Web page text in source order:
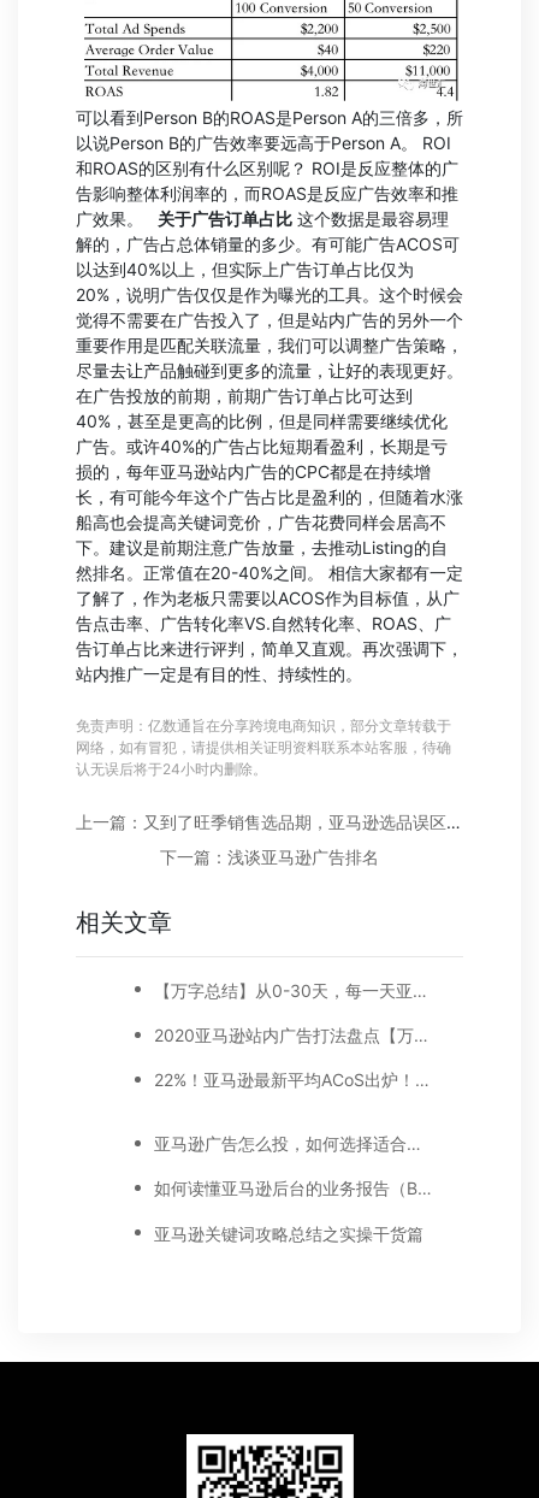
可以看到Person B的ROAS是Person A的三倍多，所
以说Person B的广告效率要远高于Person A。 ROI
和ROAS的区别有什么区别呢？ ROI是反应整体的广
告影响整体利润率的，而ROAS是反应广告效率和推
广效果。 关于广告订单占比 这个数据是最容易理
解的，广告占总体销量的多少。有可能广告ACOS可
以达到40%以上，但实际上广告订单占比仅为
20%，说明广告仅仅是作为曝光的工具。这个时候会
觉得不需要在广告投入了，但是站内广告的另外一个
重要作用是匹配关联流量，我们可以调整广告策略，
尽量去让产品触碰到更多的流量，让好的表现更好。
在广告投放的前期，前期广告订单占比可达到
40%，甚至是更高的比例，但是同样需要继续优化
广告。或许40%的广告占比短期看盈利，长期是亏
损的，每年亚马逊站内广告的CPC都是在持续增
长，有可能今年这个广告占比是盈利的，但随着水涨
船高也会提高关键词竞价，广告花费同样会居高不
下。建议是前期注意广告放量，去推动Listing的自
然排名。正常值在20-40%之间。 相信大家都有一定
了解了，作为老板只需要以ACOS作为目标值，从广
告点击率、广告转化率VS.自然转化率、ROAS、广
告订单占比来进行评判，简单又直观。再次强调下，
站内推广一定是有目的性、持续性的。
免责声明：亿数通旨在分享跨境电商知识，部分文章转载于
网络，如有冒犯，请提供相关证明资料联系本站客服，待确
认无误后将于24小时内删除。
上一篇：又到了旺季销售选品期，亚马逊选品误区如何规避？
下一篇：浅谈亚马逊广告排名
相关文章
【万字总结】从0-30天，每一天亚马逊广告打造技巧真实案例细节分享
2020亚马逊站内广告打法盘点【万字好文】
22%！亚马逊最新平均ACoS出炉！这三步做好，ACoS优化差不了！
亚马逊广告怎么投，如何选择适合你的广告模式？
如何读懂亚马逊后台的业务报告（Business report)
亚马逊关键词攻略总结之实操干货篇